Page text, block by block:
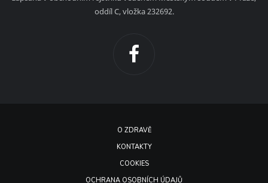
oddíl C, vložka 232692.
O ZDRAVĚ
KONTAKTY
COOKIES
OCHRANA OSOBNÍCH ÚDAJŮ